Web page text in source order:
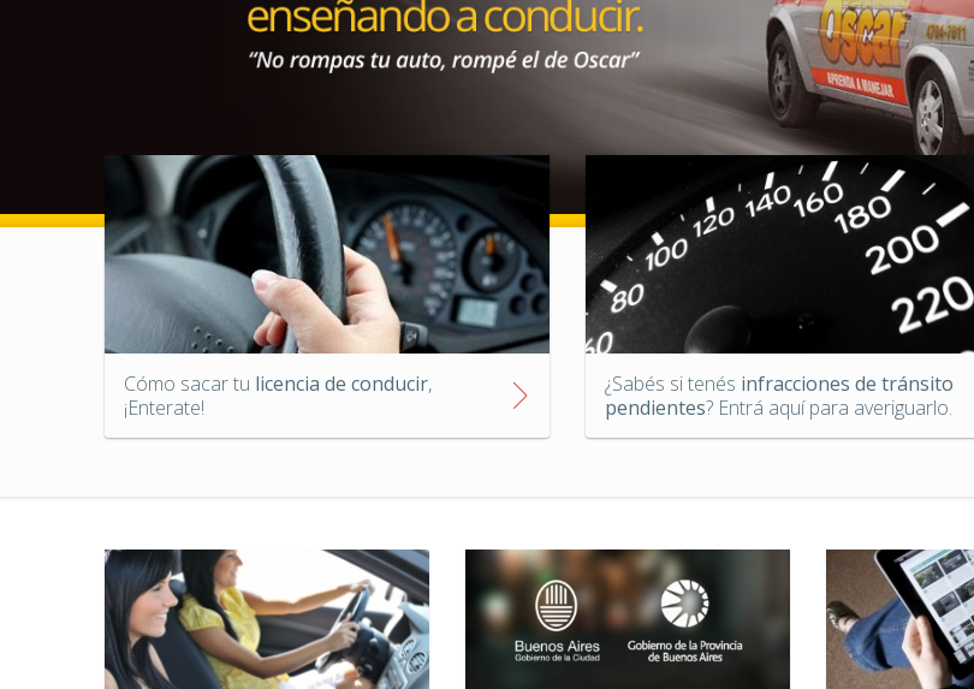
Cómo sacar tu licencia de conducir,
¡Enterate!
¿Sabés si tenés infracciones de tránsito
pendientes? Entrá aquí para averiguarlo.